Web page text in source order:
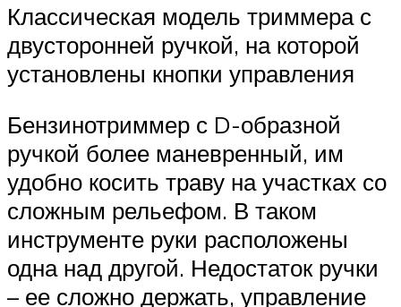
Классическая модель триммера с
двусторонней ручкой, на которой
установлены кнопки управления
Бензинотриммер с D-образной
ручкой более маневренный, им
удобно косить траву на участках со
сложным рельефом. В таком
инструменте руки расположены
одна над другой. Недостаток ручки
– ее сложно держать, управление